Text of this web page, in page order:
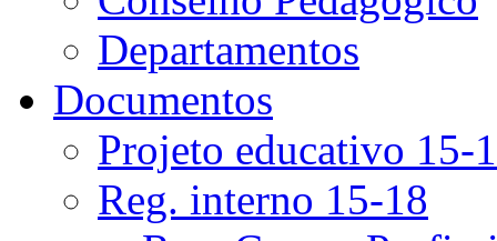
Departamentos
Documentos
Projeto educativo 15-
Reg. interno 15-18